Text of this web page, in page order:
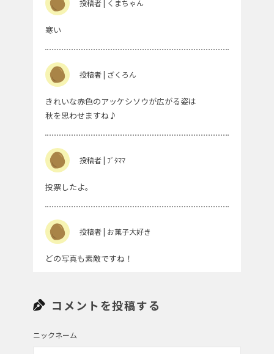
投稿者 | くまちゃん
寒い
投稿者 | ざくろん
きれいな赤色のアッケシソウが広がる姿は
秋を思わせますね♪
投稿者 | ﾌﾞﾀﾏﾏ
投票したよ。
投稿者 | お菓子大好き
どの写真も素敵ですね！
投稿者 | にゃん♪
冬の三か月もどれも素敵で迷いました。
コメントを投稿する
ニックネーム